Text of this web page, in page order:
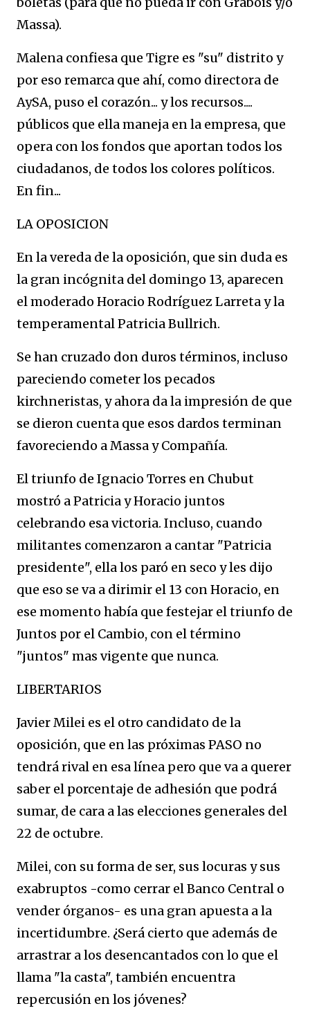
Massa).
Malena confiesa que Tigre es "su" distrito y
por eso remarca que ahí, como directora de
AySA, puso el corazón... y los recursos....
públicos que ella maneja en la empresa, que
opera con los fondos que aportan todos los
ciudadanos, de todos los colores políticos.
En fin...
LA OPOSICION
En la vereda de la oposición, que sin duda es
la gran incógnita del domingo 13, aparecen
el moderado Horacio Rodríguez Larreta y la
temperamental Patricia Bullrich.
Se han cruzado don duros términos, incluso
pareciendo cometer los pecados
kirchneristas, y ahora da la impresión de que
se dieron cuenta que esos dardos terminan
favoreciendo a Massa y Compañía.
El triunfo de Ignacio Torres en Chubut
mostró a Patricia y Horacio juntos
celebrando esa victoria. Incluso, cuando
militantes comenzaron a cantar "Patricia
presidente", ella los paró en seco y les dijo
que eso se va a dirimir el 13 con Horacio, en
ese momento había que festejar el triunfo de
Juntos por el Cambio, con el término
"juntos" mas vigente que nunca.
LIBERTARIOS
Javier Milei es el otro candidato de la
oposición, que en las próximas PASO no
tendrá rival en esa línea pero que va a querer
saber el porcentaje de adhesión que podrá
sumar, de cara a las elecciones generales del
22 de octubre.
Milei, con su forma de ser, sus locuras y sus
exabruptos -como cerrar el Banco Central o
vender órganos- es una gran apuesta a la
incertidumbre. ¿Será cierto que además de
arrastrar a los desencantados con lo que el
llama "la casta", también encuentra
repercusión en los jóvenes?